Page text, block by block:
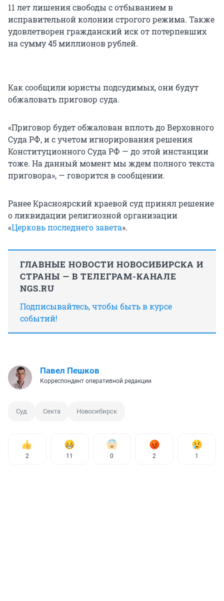
11 лет лишения свободы с отбыванием в
исправительной колонии строгого режима. Также
удовлетворен гражданский иск от потерпевших
на сумму 45 миллионов рублей.
Как сообщили юристы подсудимых, они будут
обжаловать приговор суда.
«Приговор будет обжалован вплоть до Верховного
Суда РФ, и с учетом игнорирования решения
Конституционного Суда РФ — до этой инстанции
тоже. На данный момент мы ждем полного текста
приговора», — говорится в сообщении.
Ранее Красноярский краевой суд принял решение
о ликвидации религиозной организации
«Церковь последнего завета».
ГЛАВНЫЕ НОВОСТИ НОВОСИБИРСКА И
СТРАНЫ — В ТЕЛЕГРАМ-КАНАЛЕ
NGS.RU
Подписывайтесь, чтобы быть в курсе
событий!
Павел Пешков
Корреспондент оперативной редакции
Суд Секта Новосибирск
2 11 0 2 1